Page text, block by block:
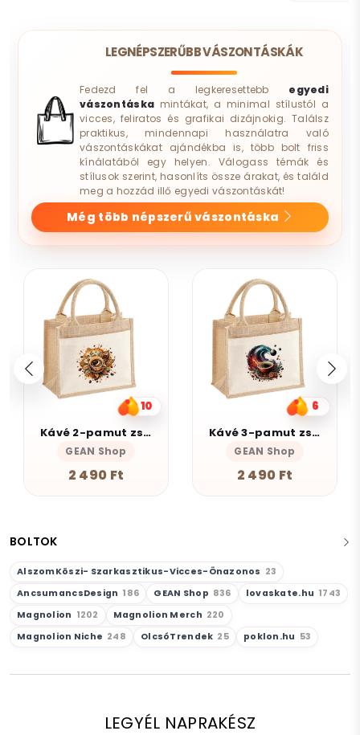
BOLTOK
AlszomKöszi- Szarkasztikus-Vicces-Önazonos 23
AncsumancsDesign 186 GEAN Shop 836 lovaskate.hu 1743
Magnolion 1202 Magnolion Merch 220
Magnolion Niche 248 OlcsóTrendek 25 poklon.hu 53
LEGNÉPSZERŰBB VÁSZONTÁSKÁK
Fedezd fel a legkeresettebb egyedi
vászontáska mintákat, a minimal stílustól a
vicces, feliratos és grafikai dizájnokig. Találsz
praktikus, mindennapi használatra való
vászontáskákat ajándékba is, több bolt friss
kínálatából egy helyen. Válogass témák és
stílusok szerint, hasonlíts össze árakat, és találd
meg a hozzád illő egyedi vászontáskát!
Még több népszerű vászontáska
6
Kávé 3-pamut zsebes juta midi bevásárlótáska
GEAN Shop
2 490 Ft
9
Munka
Magnolion Niche
4 190 Ft
LEGYÉL NAPRAKÉSZ